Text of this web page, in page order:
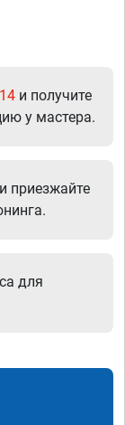
и получите
у мастера.
приезжайте
для